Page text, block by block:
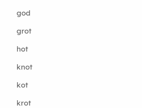
god
grot
hot
knot
kot
krot